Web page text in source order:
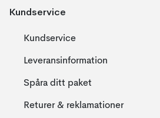
Kundservice
Kundservice
Leveransinformation
Spåra ditt paket
Returer & reklamationer